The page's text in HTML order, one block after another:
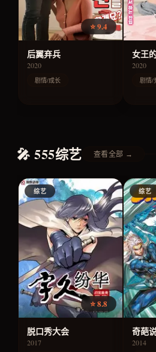
⭐ 9.4
后翼弃兵
2020
剧情/成长
女王
2020
剧情/
🎤 555综艺 查看全部 →
综艺
⭐ 8.8
脱口秀大会
2017
综艺
奇葩
2014